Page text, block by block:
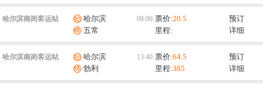
哈尔滨南岗客运站
哈尔滨
五常
票价:20.5
里程:
预订
详细
哈尔滨南岗客运站
哈尔滨
勃利
票价:64.5
里程:385
预订
详细